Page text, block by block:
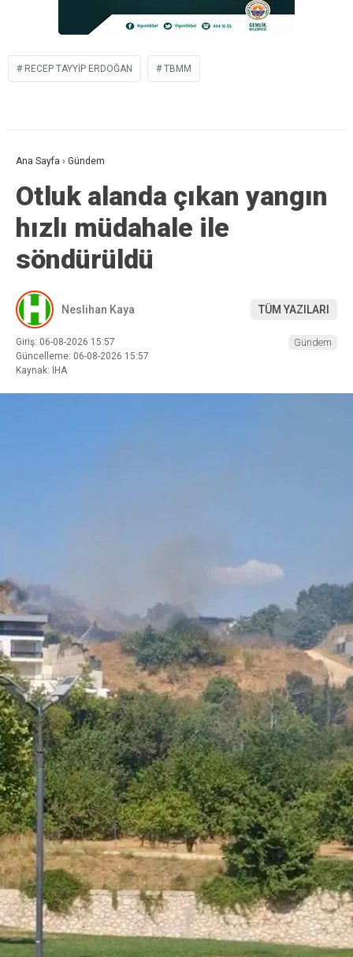
RECEP TAYYIP ERDOĞAN TBMM
Ana Sayfa › Gündem
Otluk alanda çıkan yangın
hızlı müdahale ile
söndürüldü
Neslihan Kaya TÜM YAZILARI
Giriş: 06-08-2026 15:57
Güncelleme: 06-08-2026 15:57
Kaynak: İHA
Gündem